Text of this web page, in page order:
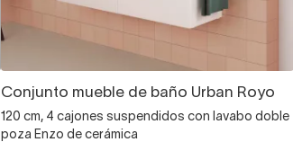
Conjunto mueble de baño Urban Royo
120 cm, 4 cajones suspendidos con lavabo doble
poza Enzo de cerámica